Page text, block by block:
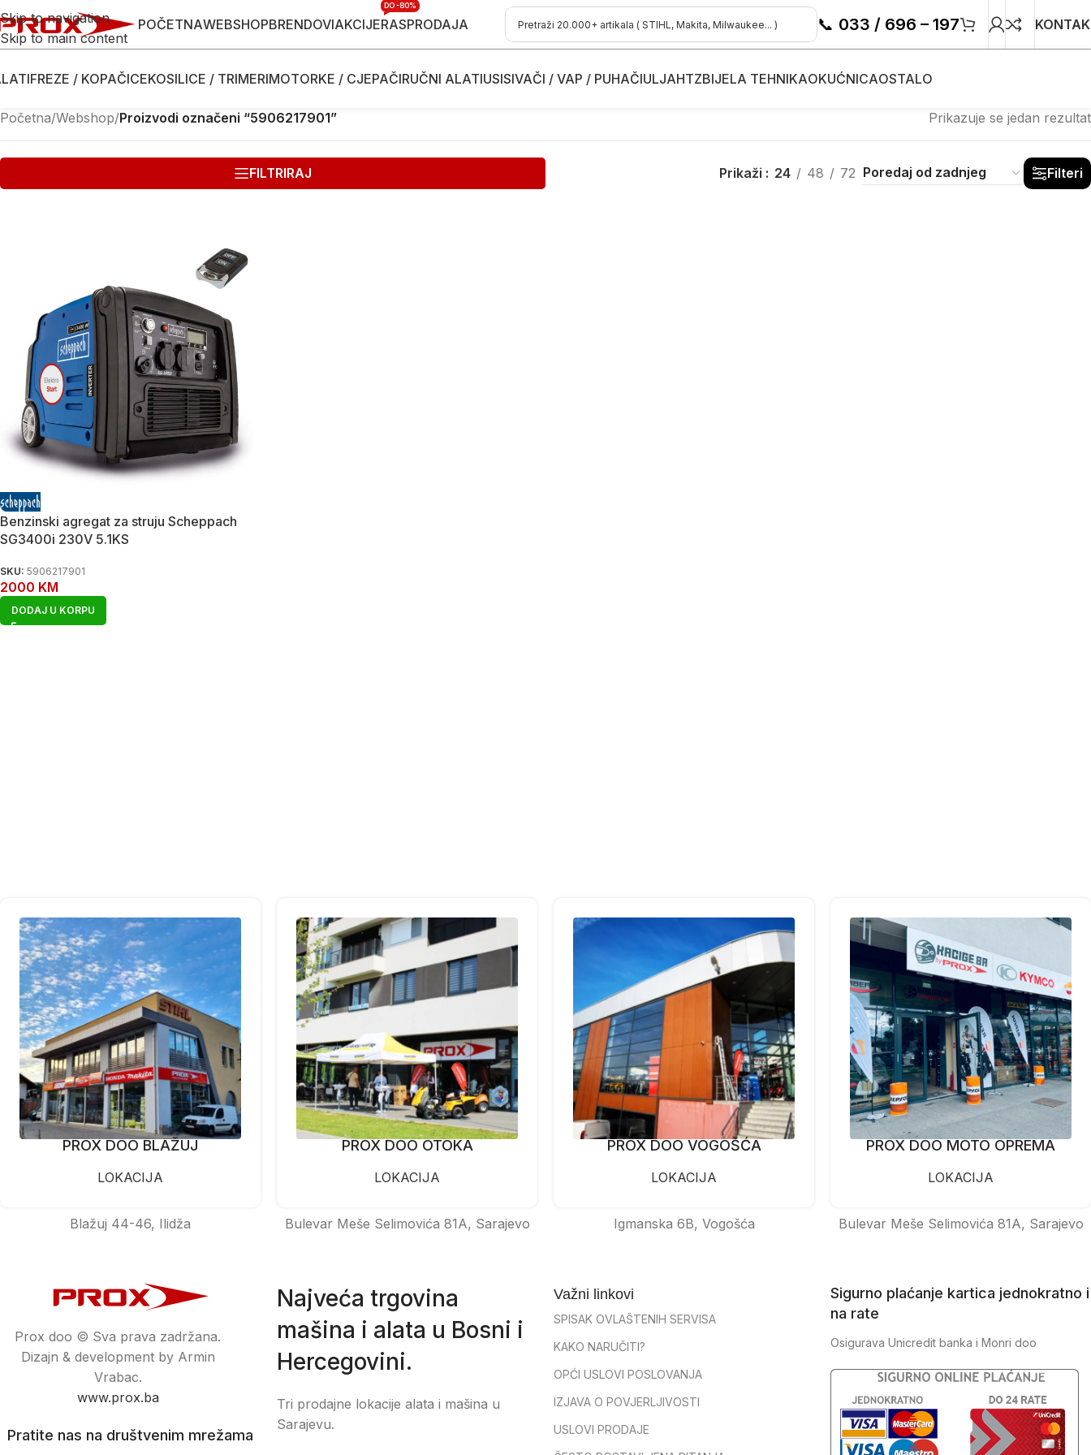
Skip to navigation
Skip to main content
POČETNAWEBSHOPBRENDOVIAKCIJERASPRODAJA
DO -80%
📞 033 / 696 – 197
FREZE / KOPAČICEKOSILICE / TRIMERIMOTORKE / CJEPAČIRUČNI ALATIUSISIVAČI / VAP / PUHAČIULJAHTZBIJELA TEHNIKAOKUĆNICAOSTALO
Početna/Webshop/Proizvodi označeni “5906217901” Prikazuje se jedan rezultat
FILTRIRAJ Prikaži 24 48 72 Filteri
Benzinski agregat za struju Scheppach
SG3400i 230V 5.1KS
SKU: 5906217901
2000 KM
DODAJ U KORPU
PROX DOO BLAŽUJ
LOKACIJA
Blažuj 44-46, Ilidža
PROX DOO OTOKA
LOKACIJA
Bulevar Meše Selimovića 81A, Sarajevo
PROX DOO VOGOŠĆA
LOKACIJA
Igmanska 6B, Vogošća
PROX DOO MOTO OPREMA
LOKACIJA
Bulevar Meše Selimovića 81A, Sarajevo
Prox doo © Sva prava zadržana.
Dizajn & development by Armin
Vrabac.
www.prox.ba
Pratite nas na društvenim mrežama
Najveća trgovina
mašina i alata u Bosni i
Hercegovini.
Tri prodajne lokacije alata i mašina u
Sarajevu.
Važni linkovi
SPISAK OVLAŠTENIH SERVISA
KAKO NARUČITI?
OPĆI USLOVI POSLOVANJA
IZJAVA O POVJERLJIVOSTI
USLOVI PRODAJE
Sigurno plaćanje kartica jednokratno i
na rate
Osigurava Unicredit banka i Monri doo